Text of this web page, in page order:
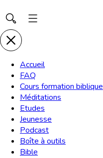
Accueil
FAQ
Cours formation biblique
Méditations
Etudes
Jeunesse
Podcast
Boîte à outils
Bible